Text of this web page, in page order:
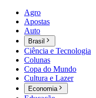
Agro
Apostas
Auto
Brasil
Ciência e Tecnologia
Colunas
Copa do Mundo
Cultura e Lazer
Economia